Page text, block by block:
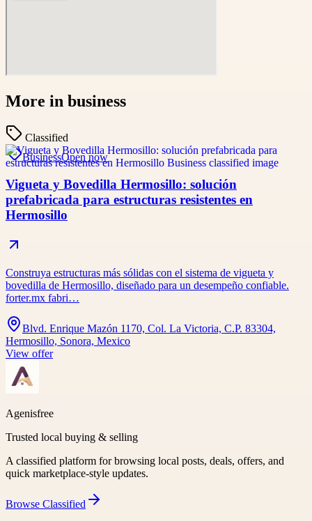
More in business
Classified
BusinessOpen now
Vigueta y Bovedilla Hermosillo: solución
prefabricada para estructuras resistentes en
Hermosillo
Construya estructuras más sólidas con el sistema de vigueta y
bovedilla de Hermosillo, diseñado para un desempeño confiable.
forter.mx fabri…
Blvd. Enrique Mazón 1170, Col. La Victoria, C.P. 83304,
Hermosillo, Sonora, Mexico
View offer
Agenisfree
Trusted local buying & selling
A classified platform for browsing local posts, deals, offers, and
quick marketplace-style updates.
Browse Classified